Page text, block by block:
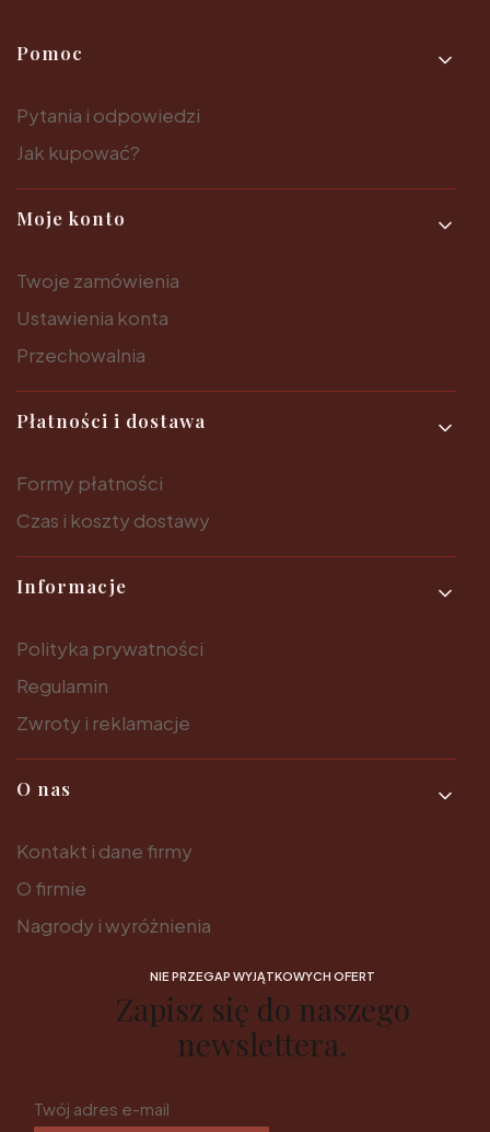
Linki w stopce
Pomoc
Pytania i odpowiedzi
Jak kupować?
Moje konto
Twoje zamówienia
Ustawienia konta
Przechowalnia
Płatności i dostawa
Formy płatności
Czas i koszty dostawy
Informacje
Polityka prywatności
Regulamin
Zwroty i reklamacje
O nas
Kontakt i dane firmy
O firmie
Nagrody i wyróżnienia
NIE PRZEGAP WYJĄTKOWYCH OFERT
Zapisz się do naszego
newslettera.
Twój adres e-mail